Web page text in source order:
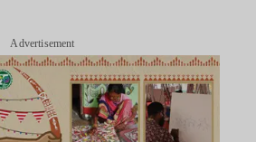
Advertisement